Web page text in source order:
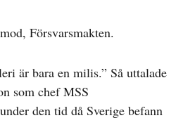
är bara en milis.” Så uttalade
som chef MSS
den tid då Sverige befann